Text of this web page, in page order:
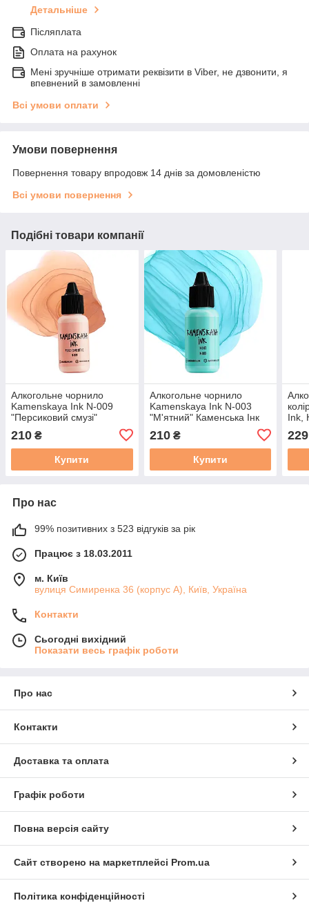
Детальніше
Післяплата
Оплата на рахунок
Мені зручніше отримати реквізити в Viber, не дзвонити, я
впевнений в замовленні
Всі умови оплати
Умови повернення
Повернення товару впродовж 14 днів за домовленістю
Всі умови повернення
Подібні товари компанії
Алкогольне чорнило
Kamenskaya Ink N-009
"Персиковий смузі"
210 ₴
Купити
Алкогольне чорнило
Kamenskaya Ink N-003
"М'ятний" Каменська Інк
210₴
Купити
Ink,
229
Про нас
99% позитивних з 523 відгуків за рік
Працює з 18.03.2011
м. Київ
вулиця Симиренка 36 (корпус А), Київ, Україна
Контакти
Сьогодні вихідний
Показати весь графік роботи
Про нас
Контакти
Доставка та оплата
Графік роботи
Повна версія сайту
Сайт створено на маркетплейсі Prom.ua
Політика конфіденційності